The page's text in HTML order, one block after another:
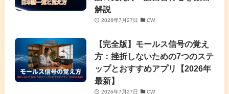
解説
2026年7月27日 CW
【完全版】モールス信号の覚え
方：挫折しないための7つのステ
ップとおすすめアプリ【2026年
最新】
2026年7月27日 CW